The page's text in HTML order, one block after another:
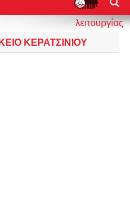
κουμπί
λειτουργίας
ιστότοπου
ΚΕΡΑΤΣΙΝΊΟΥ